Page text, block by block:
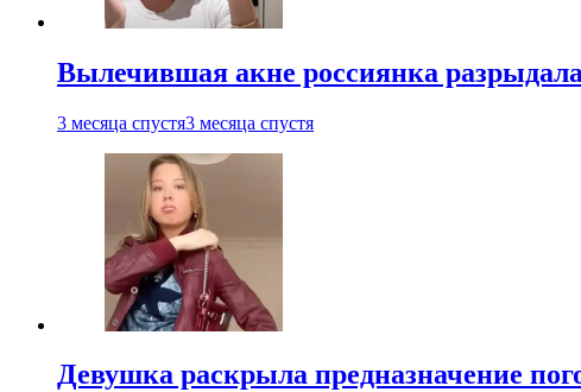
Вылечившая акне россиянка
3 месяца спустя3 месяца спустя
Девушка раскрыла предназначение